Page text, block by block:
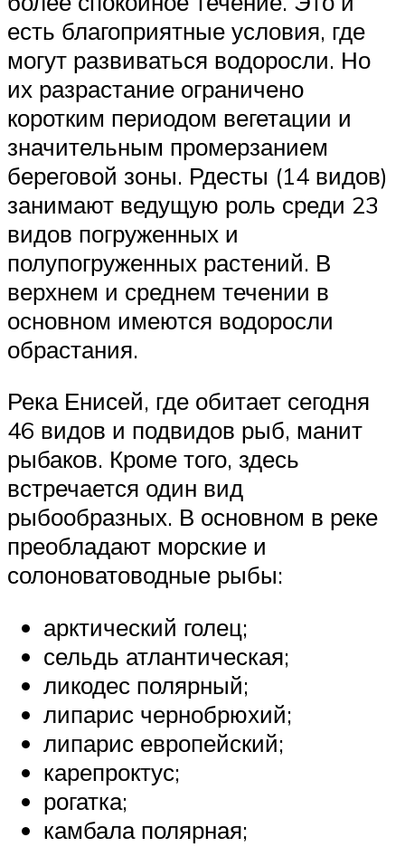
есть благоприятные условия, где
могут развиваться водоросли. Но
их разрастание ограничено
коротким периодом вегетации и
значительным промерзанием
береговой зоны. Рдесты (14 видов)
занимают ведущую роль среди 23
видов погруженных и
полупогруженных растений. В
верхнем и среднем течении в
основном имеются водоросли
обрастания.
Река Енисей, где обитает сегодня
46 видов и подвидов рыб, манит
рыбаков. Кроме того, здесь
встречается один вид
рыбообразных. В основном в реке
преобладают морские и
солоноватоводные рыбы:
арктический голец;
сельдь атлантическая;
ликодес полярный;
липарис чернобрюхий;
липарис европейский;
карепроктус;
рогатка;
камбала полярная;